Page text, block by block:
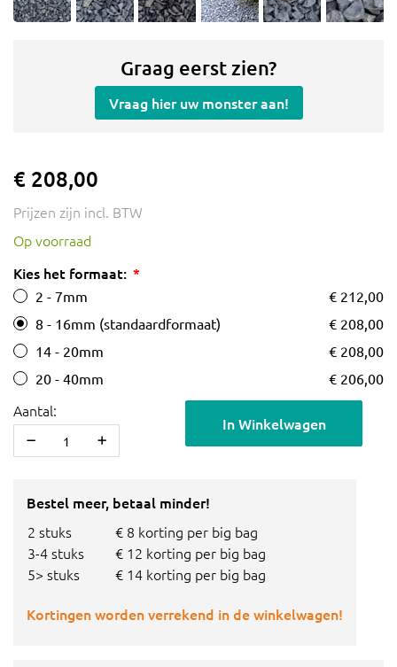
Graag eerst zien?
Vraag hier uw monster aan!
€ 208,00
Prijzen zijn incl. BTW
Op voorraad
Kies het formaat:
2 - 7mm
€ 212,00
8 - 16mm (standaardformaat)
€ 208,00
14 - 20mm
€ 208,00
20 - 40mm
€ 206,00
Aantal:
In Winkelwagen
Bestel meer, betaal minder!
2 stuks
€ 8 korting per big bag
3-4 stuks
€ 12 korting per big bag
5> stuks
€ 14 korting per big bag
Kortingen worden verrekend in de winkelwagen!